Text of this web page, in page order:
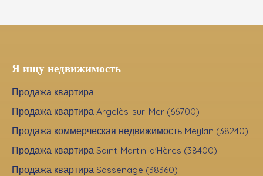
Я ищу недвижимость
Продажа квартира
Продажа квартира Argelès-sur-Mer (66700)
Продажа коммерческая недвижимость Meylan (38240)
Продажа квартира Saint-Martin-d'Hères (38400)
Продажа квартира Sassenage (38360)